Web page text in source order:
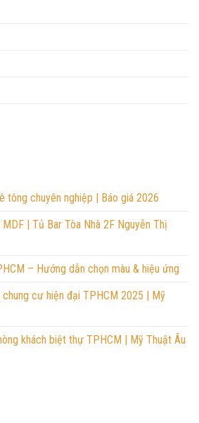
tông chuyên nghiệp | Báo giá 2026
| Tủ Bar Tòa Nhà 2F Nguyễn Thị
– Hướng dẫn chọn màu & hiệu ứng
cư hiện đại TPHCM 2025 | Mỹ
khách biệt thự TPHCM | Mỹ Thuật Âu